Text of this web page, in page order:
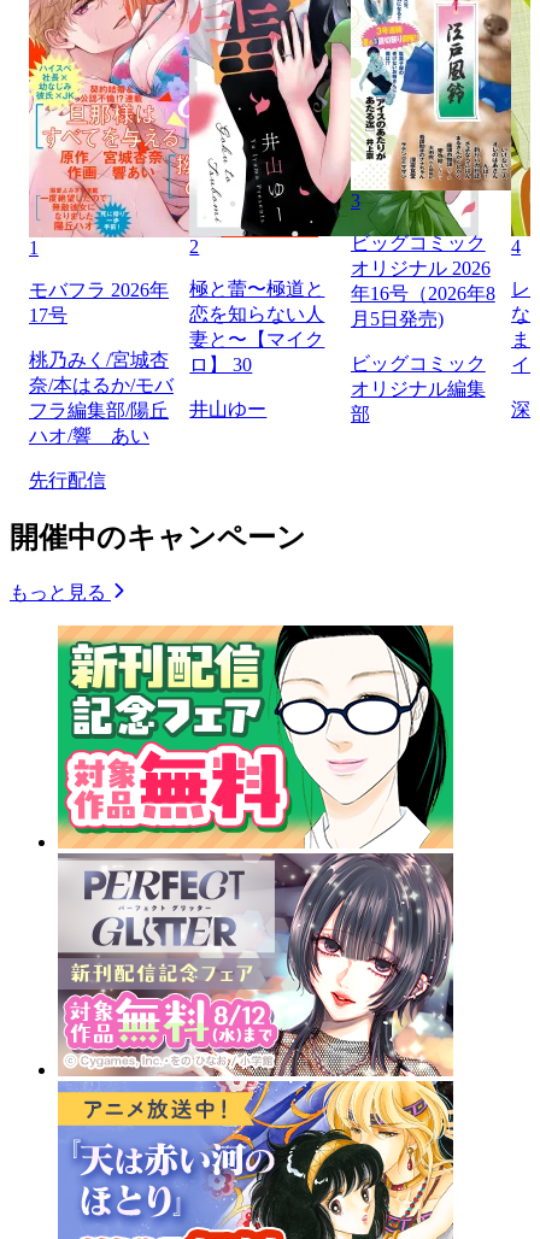
1
モバフラ 2026年
17号
桃乃みく/宮城杏
奈/本はるか/モバ
フラ編集部/陽丘
ハオ/響 あい
先行配信
2
極と蕾〜極道と
恋を知らない人
妻と〜【マイク
ロ】 30
井山ゆー
3
ビッグコミック
オリジナル 2026
年16号（2026年8
月5日発売)
ビッグコミック
オリジナル編集
部
4
レ
な
ま
イ
深
開催中のキャンペーン
もっと見る